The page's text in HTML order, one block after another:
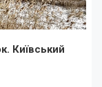
Київський